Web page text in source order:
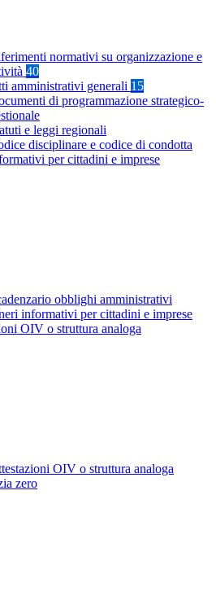
normativi su organizzazione e
40
amministrativi generali 15
di programmazione strategico-
e leggi regionali
disciplinare e codice di condotta
per cittadini e imprese
obblighi amministrativi
informativi per cittadini e imprese
OIV o struttura analoga
OIV o struttura analoga
zero